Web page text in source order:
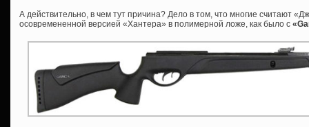
А действительно, в чем тут причина? Дело в том, что многие считают
осовремененной версией «Хантера» в полимерной ложе, как было с